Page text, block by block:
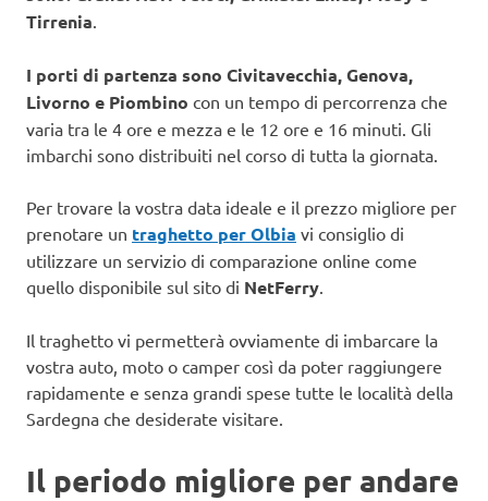
Tirrenia.
I porti di partenza sono Civitavecchia, Genova,
Livorno e Piombino con un tempo di percorrenza che
varia tra le 4 ore e mezza e le 12 ore e 16 minuti. Gli
imbarchi sono distribuiti nel corso di tutta la giornata.
Per trovare la vostra data ideale e il prezzo migliore per
prenotare un traghetto per Olbia vi consiglio di
utilizzare un servizio di comparazione online come
quello disponibile sul sito di NetFerry.
Il traghetto vi permetterà ovviamente di imbarcare la
vostra auto, moto o camper così da poter raggiungere
rapidamente e senza grandi spese tutte le località della
Sardegna che desiderate visitare.
Il periodo migliore per andare